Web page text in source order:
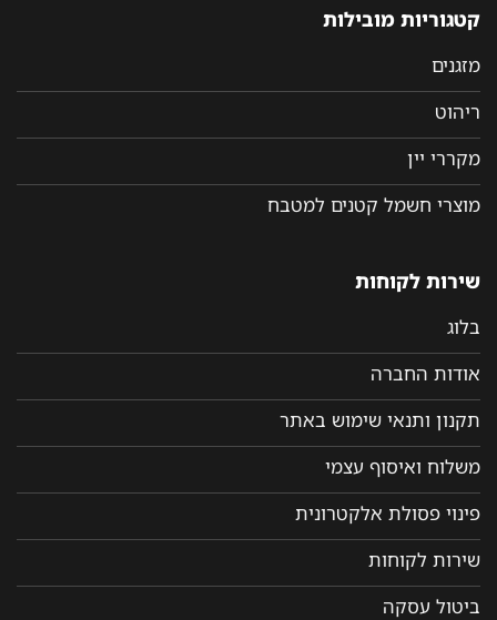
קטגוריות מובילות
מזגנים
ריהוט
מקררי יין
מוצרי חשמל קטנים למטבח
שירות לקוחות
בלוג
אודות החברה
תקנון ותנאי שימוש באתר
משלוח ואיסוף עצמי
פינוי פסולת אלקטרונית
שירות לקוחות
ביטול עסקה